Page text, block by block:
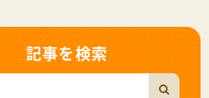
記事を検索